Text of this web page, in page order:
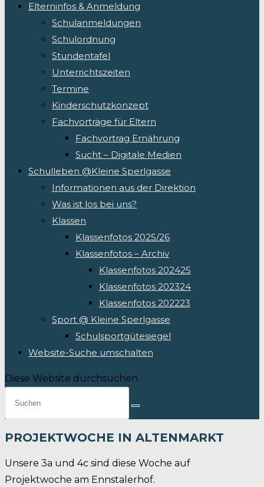
Elterninfos & Anmeldung
Schulanmeldungen
Schulordnung
Stundentafel
Unterrichtszeiten
Termine
Kinderschutzkonzept
Fachvorträge für Eltern
Fachvortrag Ernährung
Sucht – Digitale Medien
Schulleben @Kleine Sperlgasse
Informationen aus der Direktion
Was ist los bei uns?
Klassen
Klassenfotos 2025/26
Klassenfotos – Archiv
Klassenfotos 202425
Klassenfotos 202324
Klassenfotos 202223
Sport @ Kleine Sperlgasse
Schulsportgütesiegel
Website-Suche umschalten
Diese Website durchsuchen
PROJEKTWOCHE IN ALTENMARKT
Unsere 3a und 4c sind diese Woche auf
Projektwoche am Ennstalerhof.